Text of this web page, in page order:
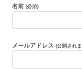
名前 (必須)
メールアドレス (公開され